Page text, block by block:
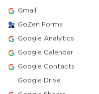
Gmail
GoZen Forms
Google Analytics
Google Calendar
Google Contacts
Google Drive